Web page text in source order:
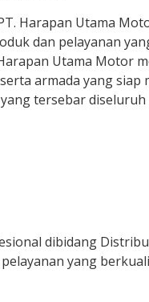
Harapan Utama
dan pelayanan
Utama Motor
armada yang
tersebar
dibidang
yang